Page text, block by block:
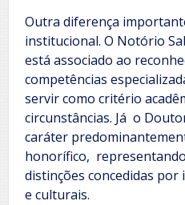
Outra diferença
institucional. O Notório
está associado ao
competências
servir como critério
circunstâncias. Já o
caráter
honorífico,
distinções concedidas
e culturais.